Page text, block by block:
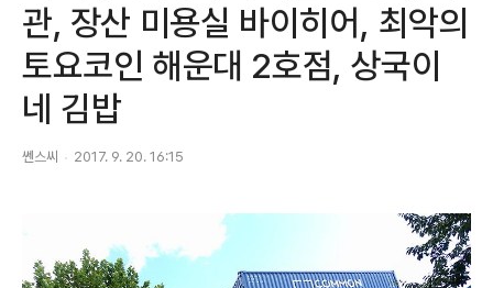
관, 장산 미용실 바이히어, 최악의
토요코인 해운대 2호점, 상국이
네 김밥
쎈스씨 2017. 9. 20. 16:15